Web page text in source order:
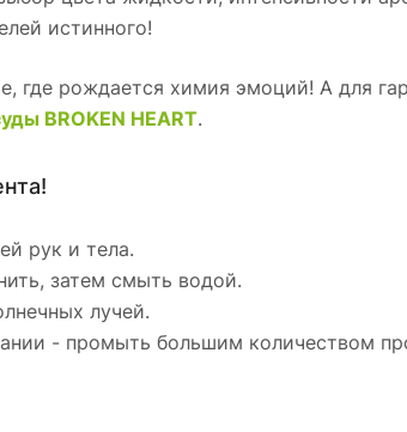
истинного!
где рождается химия эмоций! А для
BROKEN HEART.
рук и тела.
затем смыть водой.
лучей.
- промыть большим количеством